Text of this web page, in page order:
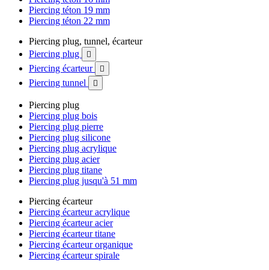
Piercing téton 19 mm
Piercing téton 22 mm
Piercing plug, tunnel, écarteur
Piercing plug

Piercing écarteur 
Piercing tunnel 
Piercing plug
Piercing plug bois
Piercing plug pierre
Piercing plug silicone
Piercing plug acrylique
Piercing plug acier
Piercing plug titane
Piercing plug jusqu'à 51 mm
Piercing écarteur
Piercing écarteur acrylique
Piercing écarteur acier
Piercing écarteur titane
Piercing écarteur organique
Piercing écarteur spirale